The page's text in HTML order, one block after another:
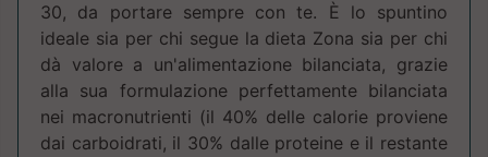
30, da portare sempre con te. È lo spuntino
ideale sia per chi segue la dieta Zona sia per chi
dà valore a un'alimentazione bilanciata, grazie
alla sua formulazione perfettamente bilanciata
nei macronutrienti (il 40% delle calorie proviene
dai carboidrati, il 30% dalle proteine e il restante